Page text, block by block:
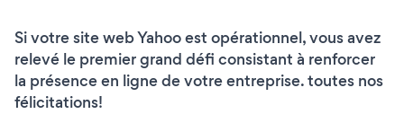
Si votre site web Yahoo est opérationnel, vous avez
relevé le premier grand défi consistant à renforcer
la présence en ligne de votre entreprise. toutes nos
félicitations!